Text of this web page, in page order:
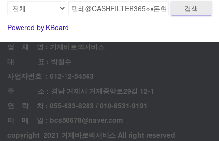
검색
Powered by KBoard
업 체 명 : 거제바로퀵서비스
대 표 : 박철수
사업자번호 : 612-12-54563
주 소 : 경남 거제시 거제중앙로29길 12-1
연 락 처 : 055-633-8283 / 010-8531-9191
이 메 일 : bcs50678@naver.com
copyright 2021 거제바로퀵서비스 All right reserved